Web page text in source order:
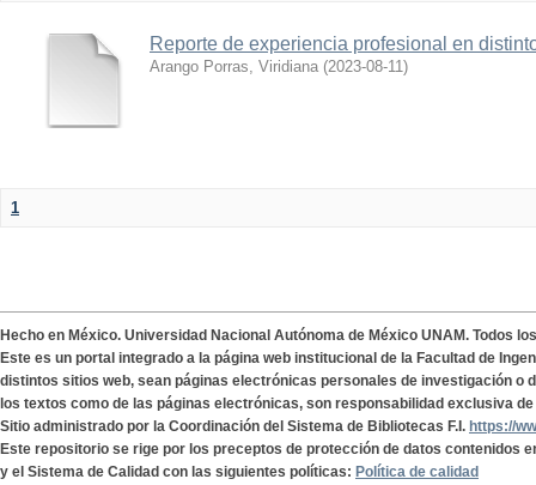
Reporte de experiencia profesional en
Arango Porras, Viridiana (2023-08-11)
1
Hecho en México. Universidad Nacional Autónoma de México UNAM. Todos
Este es un portal integrado a la página web institucional de la Facultad de
distintos sitios web, sean páginas electrónicas personales de investigación o
los textos como de las páginas electrónicas, son responsabilidad exclusiva
Sitio administrado por la Coordinación del Sistema de Bibliotecas F.I. https://
Este repositorio se rige por los preceptos de protección de datos contenidos
y el Sistema de Calidad con las siguientes políticas: Política de calidad